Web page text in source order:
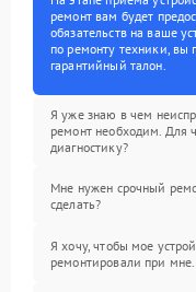
ремонт вам будет
обязательств на ваше
по ремонту техники, вы
гарантийный талон.
Я уже знаю в чем
ремонт необходим. Для
диагностику?
Мне нужен срочный
сделать?
Я хочу, чтобы мое
ремонтировали при мне.